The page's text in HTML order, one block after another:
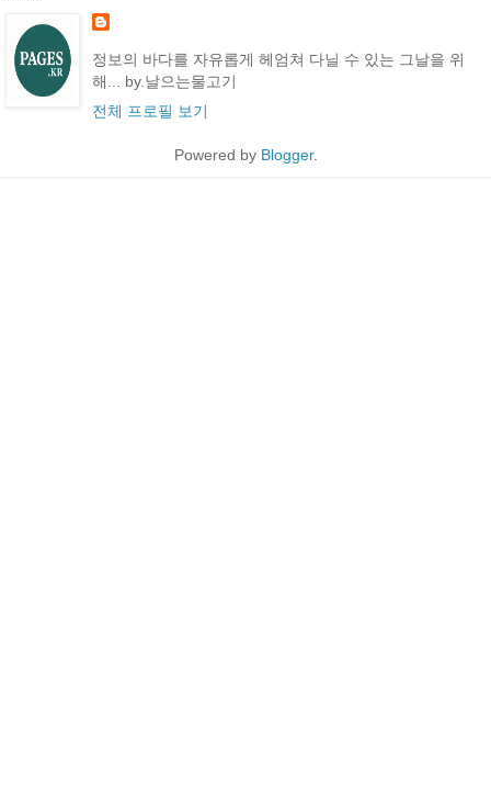
정보의 바다를 자유롭게 헤엄쳐 다닐 수 있는 그날을 위
해... by.날으는물고기
전체 프로필 보기
Powered by Blogger.